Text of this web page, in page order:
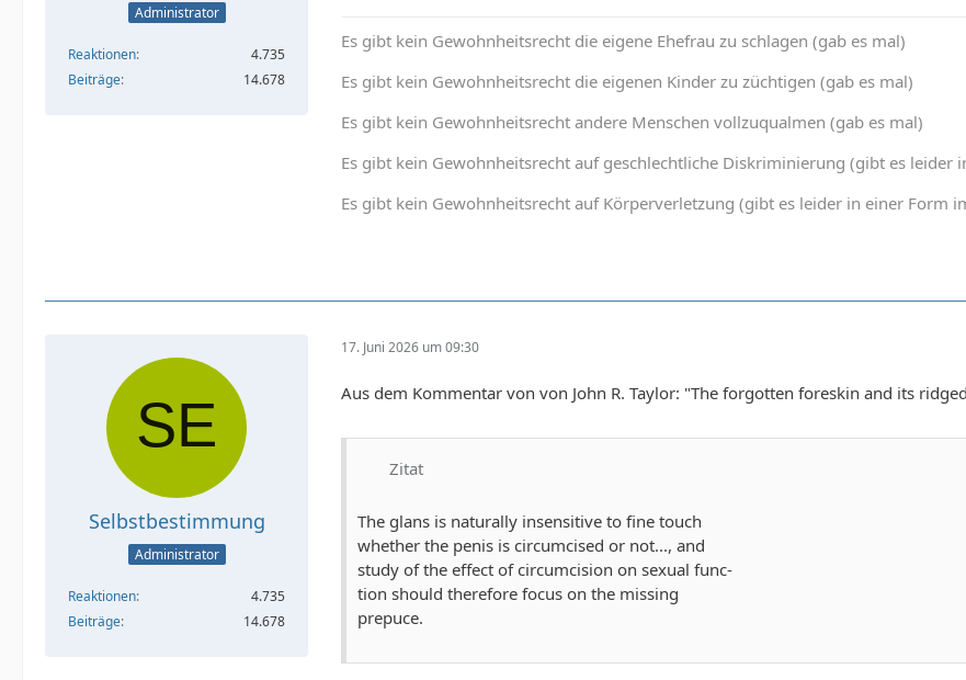
Administrator
Reaktionen
4.735
Beiträge
14.678
Es gibt kein Gewohnheitsrecht die eigene Ehefrau zu schlagen (gab es mal)
Es gibt kein Gewohnheitsrecht die eigenen Kinder zu züchtigen (gab es mal)
Es gibt kein Gewohnheitsrecht andere Menschen vollzuqualmen (gab es mal)
Es gibt kein Gewohnheitsrecht auf geschlechtliche Diskriminierung (gibt es leider
Es gibt kein Gewohnheitsrecht auf Körperverletzung (gibt es leider in einer Form
Selbstbestimmung
Administrator
Reaktionen
4.735
Beiträge
14.678
17. Juni 2026 um 09:30
Aus dem Kommentar von von John R. Taylor: "The forgotten foreskin and its
Zitat
The glans is naturally insensitive to fine touch
whether the penis is circumcised or not..., and
study of the effect of circumcision on sexual func-
tion should therefore focus on the missing
prepuce.